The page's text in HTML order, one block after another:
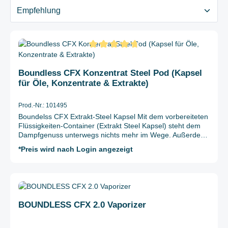
Durchschnittliche Bewertung von 4.8 von 5 Sternen
Boundless CFX Konzentrat Steel Pod (Kapsel
für Öle, Konzentrate & Extrakte)
Prod.-Nr.: 101495
Boundelss CFX Extrakt-Steel Kapsel Mit dem vorbereiteten
Flüssigkeiten-Container (Extrakt Steel Kapsel) steht dem
Dampfgenuss unterwegs nichts mehr im Wege. Außerdem
Vaporizer, der auch Öle und Extrakte verdampfen kann. Sie
Kapsel in den Vaporizer stecken und schon sind Sie bereit
zum Vaporisieren. Der Extract Steel Kapsel schont
Kräuterkammer weniger oft reinigen. Hinweis: Die Kapseln
*Preis wird nach Login angezeigt
Durchschnittliche Bewertung von 4.4 von 5 Sternen
BOUNDLESS CFX 2.0 Vaporizer